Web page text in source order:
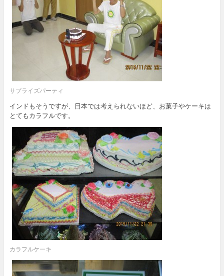
サプライズパーティ
インドもそうですが、日本では考えられないほど、お菓子やケーキは
とてもカラフルです。
カラフルケーキ